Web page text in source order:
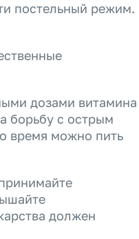
постельный режим.
дозами витамина
борьбу с острым
время можно пить
должен